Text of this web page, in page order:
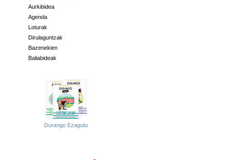
Aurkibidea
Agenda
Loturak
Dirulaguntzak
Bazenekien
Baliabideak
Durango Ezagutu